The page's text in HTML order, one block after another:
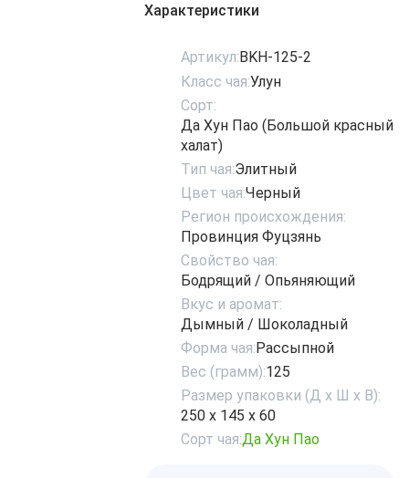
Характеристики
Артикул:BKH-125-2
Класс чая:Улун
Сорт:
Да Хун Пао (Большой красный
халат)
Тип чая:Элитный
Цвет чая:Черный
Регион происхождения:
Провинция Фуцзянь
Свойство чая:
Бодрящий / Опьяняющий
Вкус и аромат:
Дымный / Шоколадный
Форма чая:Рассыпной
Вес (грамм):125
Размер упаковки (Д х Ш х В):
250 х 145 х 60
Сорт чая:Да Хун Пао